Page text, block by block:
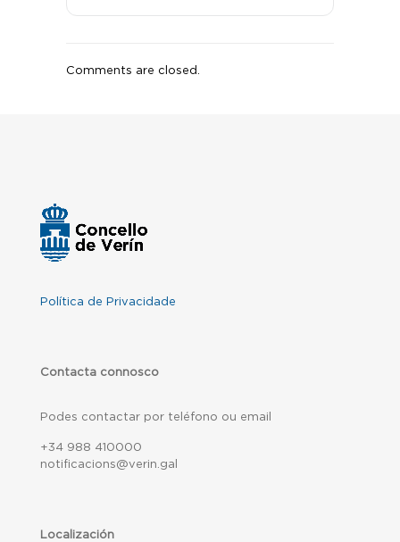
Comments are closed.
Política de Privacidade
Contacta connosco
Podes contactar por teléfono ou email
+34 988 410000
notificacions@verin.gal
Localización